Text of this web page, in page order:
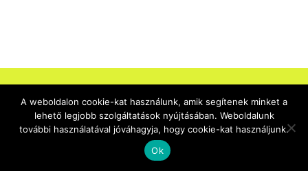
Energiagyógyász tanfolyam
Megtanuljuk az emberi szervezet enegriaáramlását,
A weboldalon cookie-kat használunk, amik segítenek minket a
lehető legjobb szolgáltatások nyújtásában. Weboldalunk
további használatával jóváhagyja, hogy cookie-kat használjunk.
Ok